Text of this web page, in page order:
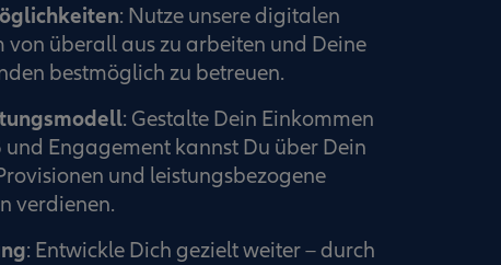
: Nutze unsere digitalen
von überall aus zu arbeiten und Deine
bestmöglich zu betreuen.
: Gestalte Dein Einkommen
und Engagement kannst Du über Dein
und leistungsbezogene
verdienen.
: Entwickle Dich gezielt weiter – durch